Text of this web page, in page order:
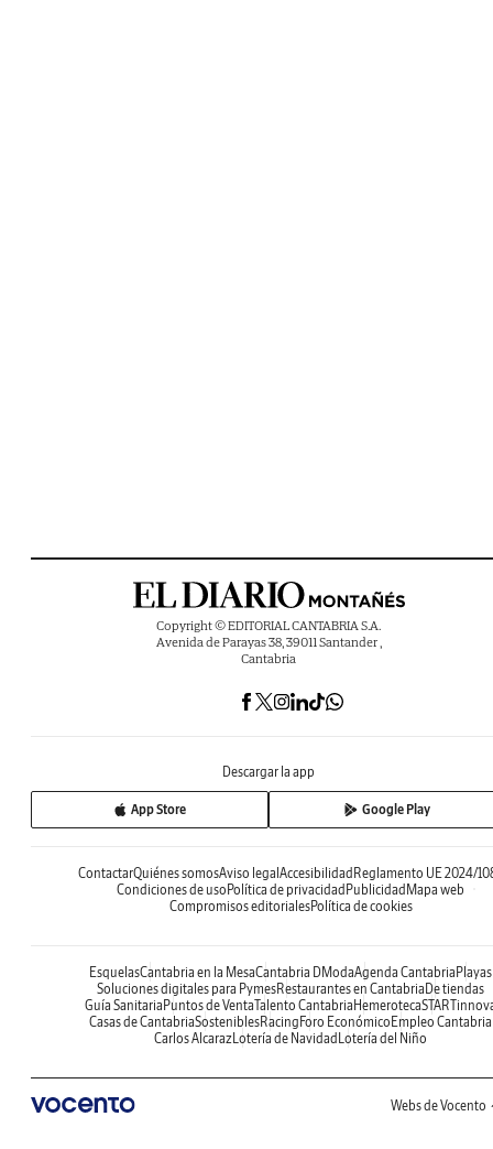
Copyright © EDITORIAL CANTABRIA S.A.
Avenida de Parayas 38, 39011 Santander ,
Cantabria
Descargar la app
App Store Google Play
ContactarQuiénes somosAviso legal Accesibilidad Reglamento UE 2024/
Condiciones de uso Política de privacidad Publicidad Mapa web
Compromisos editorialesPolítica de cookies
EsquelasCantabria en la MesaCantabria DModaAgenda Cantabria Playas
Soluciones digitales para PymesRestaurantes en Cantabria De tiendas
Guía Sanitaria Puntos de VentaTalento Cantabria Hemeroteca
Casas de CantabriaSosteniblesRacing Foro Económico Empleo Cantabria
Carlos Alcaraz Lotería de Navidad Lotería del Niño
Webs de Vocento